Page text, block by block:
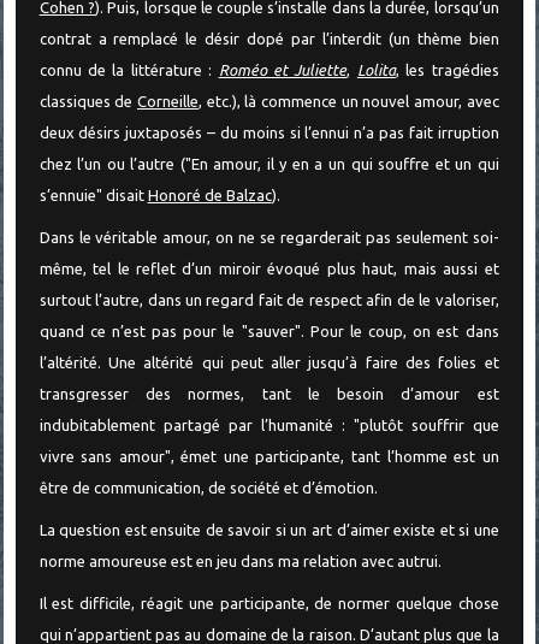
Cohen ?). Puis, lorsque le couple s’installe dans la durée, lorsqu’un
contrat a remplacé le désir dopé par l’interdit (un thème bien
connu de la littérature : Roméo et Juliette, Lolita, les tragédies
classiques de Corneille, etc.), là commence un nouvel amour, avec
deux désirs juxtaposés – du moins si l’ennui n’a pas fait irruption
chez l’un ou l’autre ("En amour, il y en a un qui souffre et un qui
s’ennuie" disait Honoré de Balzac).
Dans le véritable amour, on ne se regarderait pas seulement soi-
même, tel le reflet d’un miroir évoqué plus haut, mais aussi et
surtout l’autre, dans un regard fait de respect afin de le valoriser,
quand ce n’est pas pour le "sauver". Pour le coup, on est dans
l’altérité. Une altérité qui peut aller jusqu’à faire des folies et
transgresser des normes, tant le besoin d’amour est
indubitablement partagé par l’humanité : "plutôt souffrir que
vivre sans amour", émet une participante, tant l’homme est un
être de communication, de société et d’émotion.
La question est ensuite de savoir si un art d’aimer existe et si une
norme amoureuse est en jeu dans ma relation avec autrui.
Il est difficile, réagit une participante, de normer quelque chose
qui n’appartient pas au domaine de la raison. D’autant plus que la